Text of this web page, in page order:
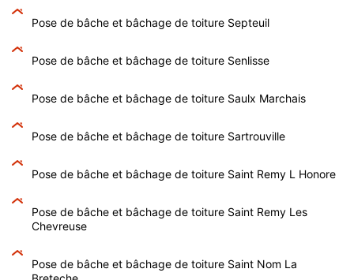
Pose de bâche et bâchage de toiture Septeuil
Pose de bâche et bâchage de toiture Senlisse
Pose de bâche et bâchage de toiture Saulx Marchais
Pose de bâche et bâchage de toiture Sartrouville
Pose de bâche et bâchage de toiture Saint Remy L Honore
Pose de bâche et bâchage de toiture Saint Remy Les
Chevreuse
Pose de bâche et bâchage de toiture Saint Nom La